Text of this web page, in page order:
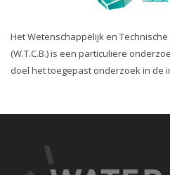
Het Wetenschappelijk en
(W.T.C.B.) is een particuliere
doel het toegepast onderzoek in de